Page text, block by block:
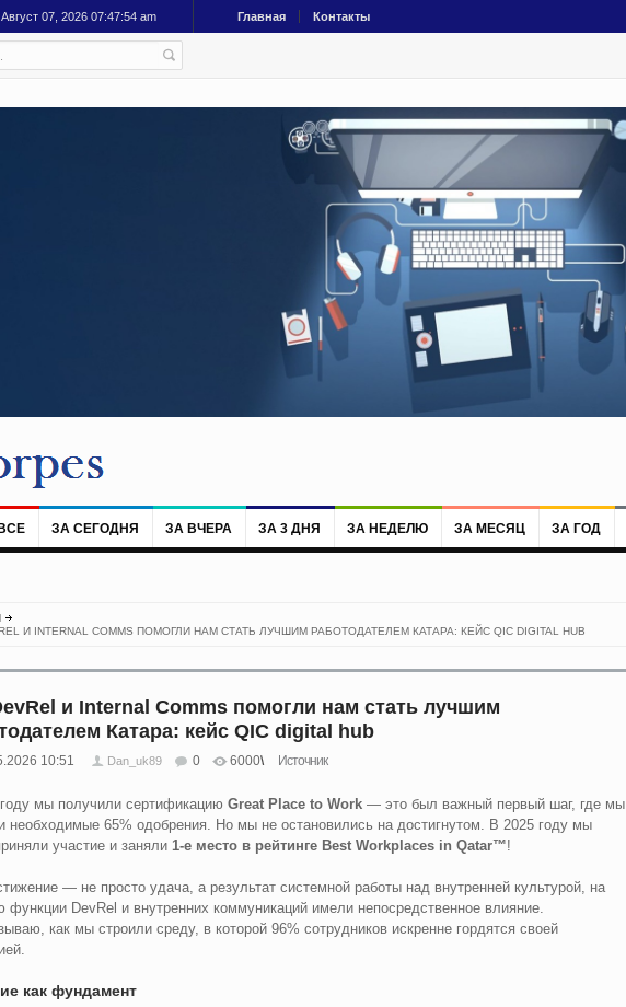
07, 2026 07:47:54 am Главная Контакты
ЗА СЕГОДНЯ ЗА ВЧЕРА ЗА 3 ДНЯ ЗА НЕДЕЛЮ ЗА МЕСЯЦ ЗА ГОД
И INTERNAL COMMS ПОМОГЛИ НАМ СТАТЬ ЛУЧШИМ РАБОТОДАТЕЛЕМ КАТАРА: КЕЙС QIC DIGITAL HUB
и Internal Comms помогли нам стать лучшим
Катара: кейс QIC digital hub
10:51 Dan_uk89 0 6000 Источник
мы получили сертификацию Great Place to Work— это был важный первый шаг, где мы
необходимые 65% одобрения. Но мы не остановились на достигнутом. В 2025 году мы
участие и заняли 1-е место в рейтинге Best Workplaces in Qatar™!
— не просто удача, а результат системной работы над внутренней культурой, на
функции DevRel и внутренних коммуникаций имели непосредственное влияние.
как мы строили среду, в которой 96% сотрудников искренне гордятся своей
как фундамент